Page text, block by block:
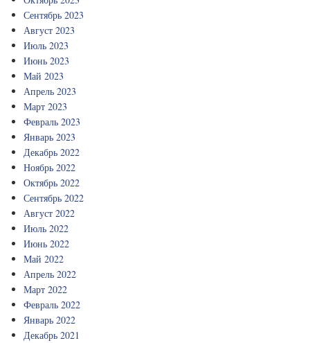
Сентябрь 2023
Август 2023
Июль 2023
Июнь 2023
Май 2023
Апрель 2023
Март 2023
Февраль 2023
Январь 2023
Декабрь 2022
Ноябрь 2022
Октябрь 2022
Сентябрь 2022
Август 2022
Июль 2022
Июнь 2022
Май 2022
Апрель 2022
Март 2022
Февраль 2022
Январь 2022
Декабрь 2021